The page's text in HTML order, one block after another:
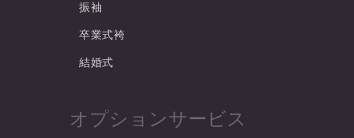
振袖
卒業式袴
結婚式
オプションサービス